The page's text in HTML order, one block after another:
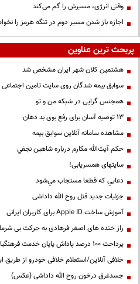
وقتی انرژی، مسیرش را گم می‌کند
اجازه باز شدن مسیر دوم در تنگه هرمز را
پربحث ترین عناوین
هشتمین کلان شهر ایران مشخص شد
سوابق بیمه شدگان روی سایت تامین اجتماعی
همجنس گرایی در شبکه من و تو
13 توصیه آسان برای رفع بوی بد دهان
مشاهده سامانه آنلاين سوابق بیمه
حكم آيت‌الله مكارم درباره شاهين نجفي
سایتهای همسریابی!
دعايي كه قطعا مستجاب مي‌شود
جزئیات جدید قتل روح الله داداشی
آموزش ساخت Apple ID برای کاربران ایرانی
راز خنده های اصغر فرهادی به حرکت بی
پرداخت ۱۰۰ درصد پاداش پایان خدمت فرهنگیان
خلافی آنلاین/استعلام خلافی خودرو از طریق
جسدغرق درخون روح الله داداشی (عکس)